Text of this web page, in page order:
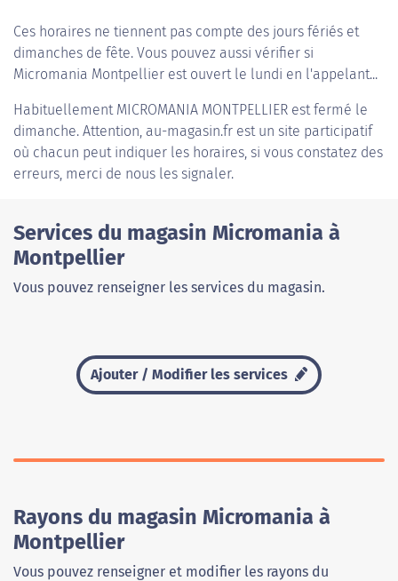
Ces horaires ne tiennent pas compte des jours fériés et
dimanches de fête. Vous pouvez aussi vérifier si
Micromania Montpellier est ouvert le lundi en l'appelant...
Habituellement MICROMANIA MONTPELLIER est fermé le
dimanche. Attention, au-magasin.fr est un site participatif
où chacun peut indiquer les horaires, si vous constatez des
erreurs, merci de nous les signaler.
Services du magasin Micromania à
Montpellier
Vous pouvez renseigner les services du magasin.
Ajouter / Modifier les services
Rayons du magasin Micromania à
Montpellier
Vous pouvez renseigner et modifier les rayons du